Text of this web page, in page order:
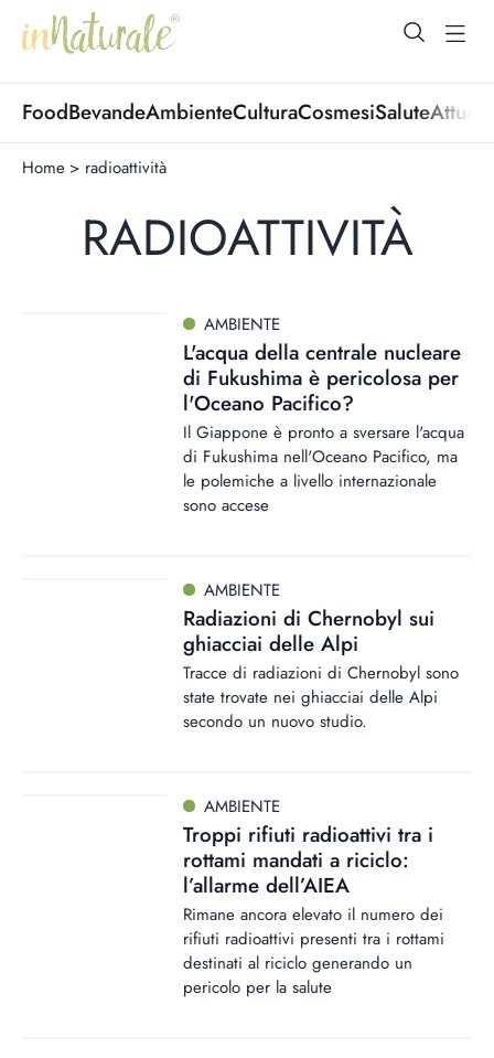
open
FoodBevandeAmbienteCulturaCosmesiSalute
Home > radioattività
RADIOATTIVITÀ
AMBIENTE
L'acqua della centrale nucleare
di Fukushima è pericolosa per
l'Oceano Pacifico?
Il Giappone è pronto a sversare l'acqua
di Fukushima nell'Oceano Pacifico, ma
le polemiche a livello internazionale
sono accese
AMBIENTE
Radiazioni di Chernobyl sui
ghiacciai delle Alpi
Tracce di radiazioni di Chernobyl sono
state trovate nei ghiacciai delle Alpi
secondo un nuovo studio.
AMBIENTE
Troppi rifiuti radioattivi tra i
rottami mandati a riciclo:
l’allarme dell’AIEA
Rimane ancora elevato il numero dei
rifiuti radioattivi presenti tra i rottami
destinati al riciclo generando un
pericolo per la salute